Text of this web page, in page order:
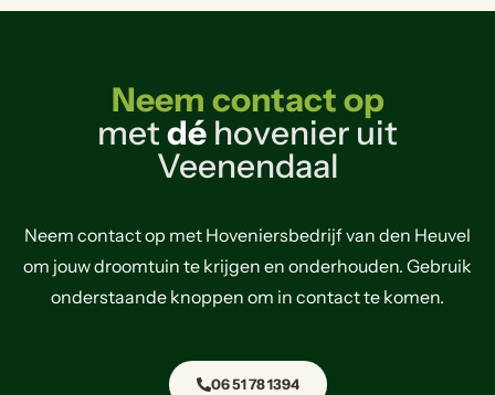
Neem contact op
metdé hovenier uit
Veenendaal
Neem contact op met Hoveniersbedrijf van den Heuvel
om jouw droomtuin te krijgen en onderhouden. Gebruik
onderstaande knoppen om in contact te komen.
06 51 78 1394